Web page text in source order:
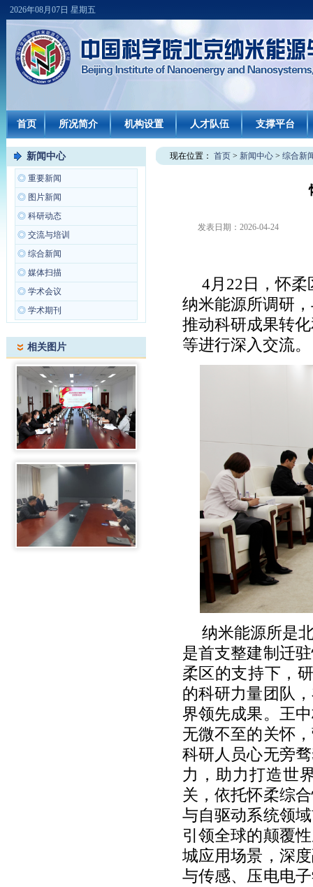
2026年08月07日 星期五
首页 所况简介 机构设置 人才队伍 支撑平台
新闻中心
◎ 重要新闻
◎ 图片新闻
◎ 科研动态
◎ 交流与培训
◎ 综合新闻
◎ 媒体扫描
◎ 学术会议
◎ 学术期刊
相关图片
现在位置： 首页> 新闻中心> 综合新
发表日期： 2026-04-24
4月22日，怀
纳米能源所调研
推动科研成果转
等进行深入交流。
纳米能源所是
是首支整建制迁
柔区的支持下，
的科研力量团队
界领先成果。王
无微不至的关怀
科研人员心无旁
力，助力打造世
关，依托怀柔综
与自驱动系统领
引领全球的颠覆
城应用场景，深
与传感、压电电